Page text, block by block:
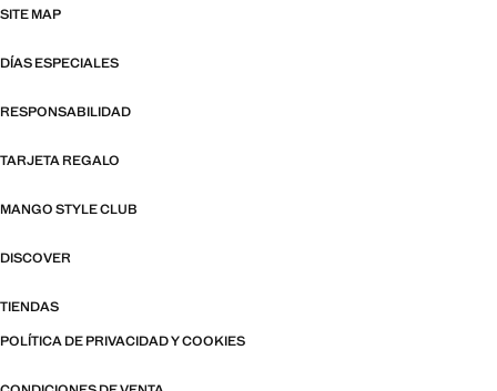
SITE MAP
DÍAS ESPECIALES
RESPONSABILIDAD
TARJETA REGALO
MANGO STYLE CLUB
DISCOVER
TIENDAS
POLÍTICA DE PRIVACIDAD Y COOKIES